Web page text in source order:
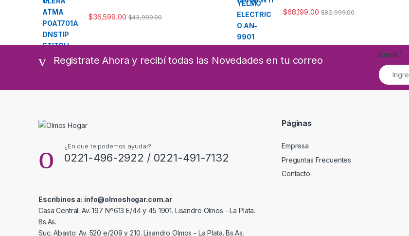
$36,599.00 $43,999.00
$68,199.00 $82,999.00
Registrate Ahora y recibí todas las Novedades en tu correo
Email *
¿En que te podemos ayudar?
0221-496-2922 / 0221-491-7132
Escribínos a: info@olmoshogar.com.ar
Casa Central: Av. 197 Nº613 E/44 y 45 1901. Lisandro Olmos - La Plata.
Bs.As.
Suc. Abasto: Av. 520 e/209 y 210. Lisandro Olmos - La Plata. Bs.As.
Páginas
Empresa
Preguntas Frecuentes
Contacto